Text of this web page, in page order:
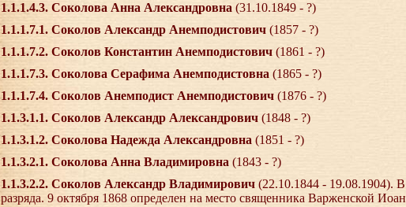
1.1.1.4.3. Соколова Анна Александровна (31.10.1849 - ?)
1.1.1.7.1. Соколов Александр Анемподистович (1857 - ?)
1.1.1.7.2. Соколов Константин Анемподистович (1861 - ?)
1.1.1.7.3. Соколова Серафима Анемподистовна (1865 - ?)
1.1.1.7.4. Соколов Анемподист Анемподистович (1876 - ?)
1.1.3.1.1. Соколов Александр Александрович (1848 - ?)
1.1.3.1.2. Соколова Надежда Александровна (1851 - ?)
1.1.3.2.1. Соколова Анна Владимировна (1843 - ?)
1.1.3.2.2. Соколов Александр Владимирович (22.10.1844 - 19.08.1904).
разряда. 9 октября 1868 определен на место священника Варженской